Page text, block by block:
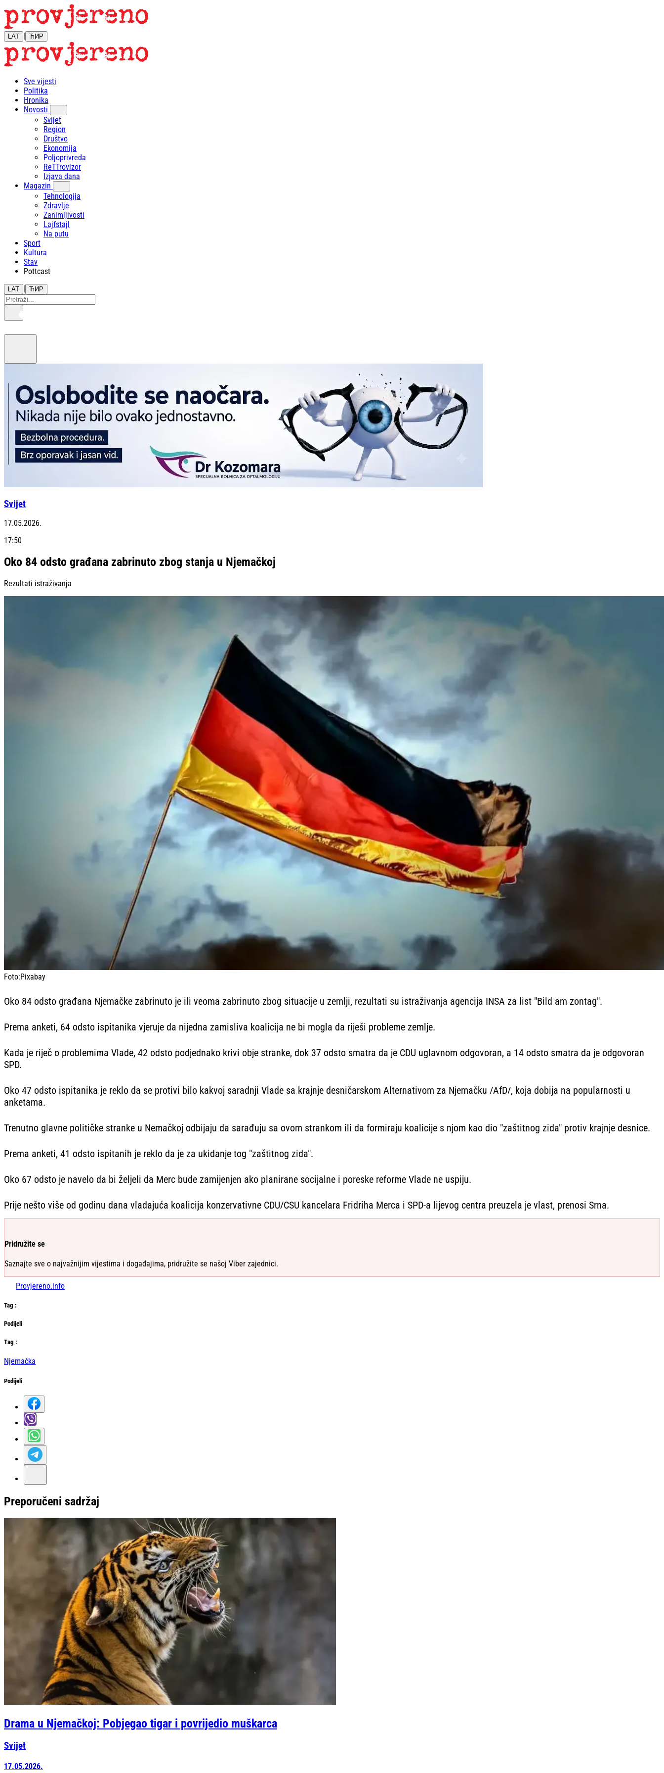
LAT | ЋИР
Sve vijesti
Politika
Hronika
Novosti
Svijet
Region
Društvo
Ekonomija
Poljoprivreda
ReTTrovizor
Izjava dana
Magazin
Tehnologija
Zdravlje
Zanimljivosti
Lajfstajl
Na putu
Sport
Kultura
Stav
Pottcast
LAT | ЋИР
Svijet
17.05.2026.
17:50
Oko 84 odsto građana zabrinuto zbog stanja u Njemačkoj
Rezultati istraživanja
Foto:Pixabay
Oko 84 odsto građana Njemačke zabrinuto je ili veoma zabrinuto zbog situacije u zemlji, rezultati su istraživanja agencija INSA za list "Bild am zontag".
Prema anketi, 64 odsto ispitanika vjeruje da nijedna zamisliva koalicija ne bi mogla da riješi probleme zemlje.
Kada je riječ o problemima Vlade, 42 odsto podjednako krivi obje stranke, dok 37 odsto smatra da je CDU uglavnom odgovoran, a 14 odsto smatra da je odgovoran
SPD.
Oko 47 odsto ispitanika je reklo da se protivi bilo kakvoj saradnji Vlade sa krajnje desničarskom Alternativom za Njemačku /AfD/, koja dobija na popularnosti u
anketama.
Trenutno glavne političke stranke u Nemačkoj odbijaju da sarađuju sa ovom strankom ili da formiraju koalicije s njom kao dio "zaštitnog zida" protiv krajnje desnice.
Prema anketi, 41 odsto ispitanih je reklo da je za ukidanje tog "zaštitnog zida".
Oko 67 odsto je navelo da bi željeli da Merc bude zamijenjen ako planirane socijalne i poreske reforme Vlade ne uspiju.
Prije nešto više od godinu dana vladajuća koalicija konzervativne CDU/CSU kancelara Fridriha Merca i SPD-a lijevog centra preuzela je vlast, prenosi Srna.
Pridružite se
Saznajte sve o najvažnijim vijestima i događajima, pridružite se našoj Viber zajednici.
Provjereno.info
Tag :
Podijeli
Тag :
Njemačka
Podijeli
Preporučeni sadržaj
Drama u Njemačkoj: Pobjegao tigar i povrijedio muškarca
Svijet
17.05.2026.